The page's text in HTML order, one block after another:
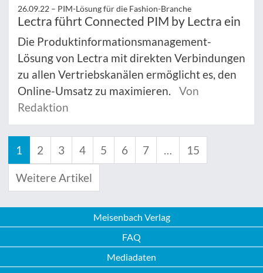
26.09.22 – PIM-Lösung für die Fashion-Branche
Lectra führt Connected PIM by Lectra ein
Die Produktinformationsmanagement-
Lösung von Lectra mit direkten Verbindungen
zu allen Vertriebskanälen ermöglicht es, den
Online-Umsatz zu maximieren.
Von
Redaktion
1 2 3 4 5 6 7 … 15
Weitere Artikel
Meisenbach Verlag
FAQ
Mediadaten